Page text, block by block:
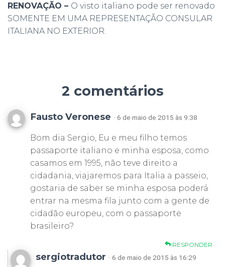
RENOVAÇÃO – O visto italiano pode ser renovado
SOMENTE EM UMA REPRESENTAÇÃO CONSULAR
ITALIANA NO EXTERIOR.
2 comentários
Fausto Veronese · 6 de maio de 2015 às 9:38
Bom dia Sergio, Eu e meu filho temos
passaporte italiano e minha esposa, como
casamos em 1995, não teve direito a
cidadania, viajaremos para Italia a passeio,
gostaria de saber se minha esposa poderá
entrar na mesma fila junto com a gente de
cidadão europeu, com o passaporte
brasileiro?
RESPONDER
sergiotradutor · 6 de maio de 2015 às 16:29